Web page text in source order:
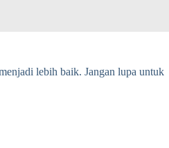
lebih baik. Jangan lupa untuk